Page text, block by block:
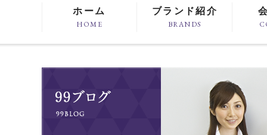
ホーム
HOME
ブランド紹介
BRANDS